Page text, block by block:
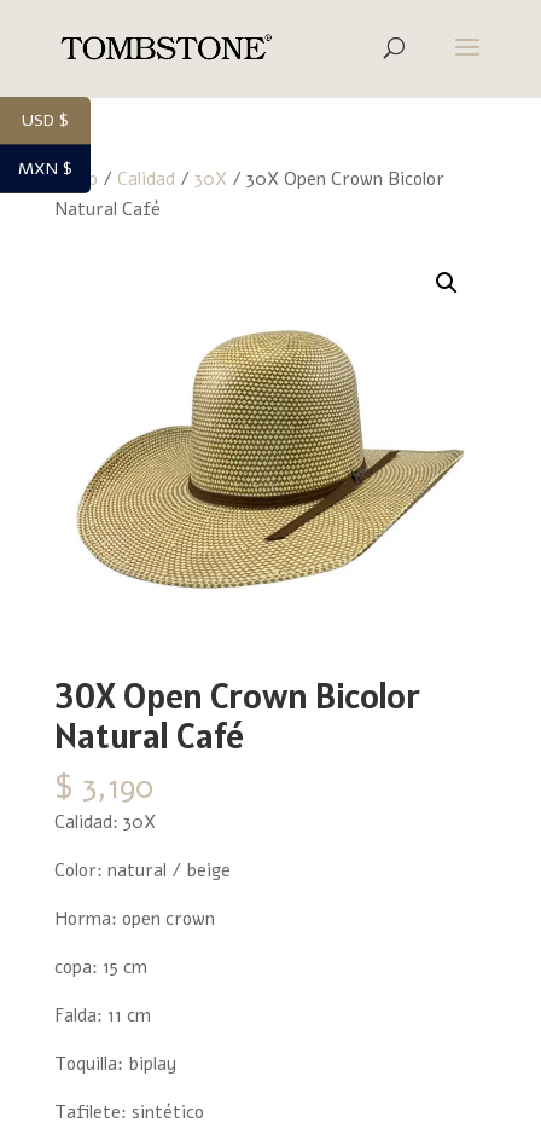
Inicio / Calidad / 30X / 30X Open Crown Bicolor
Natural Café
30X Open Crown Bicolor
Natural Café
$ 3,190
Calidad: 30X
Color: natural / beige
Horma: open crown
copa: 15 cm
Falda: 11 cm
Toquilla: biplay
Tafilete: sintético
USD $
MXN $